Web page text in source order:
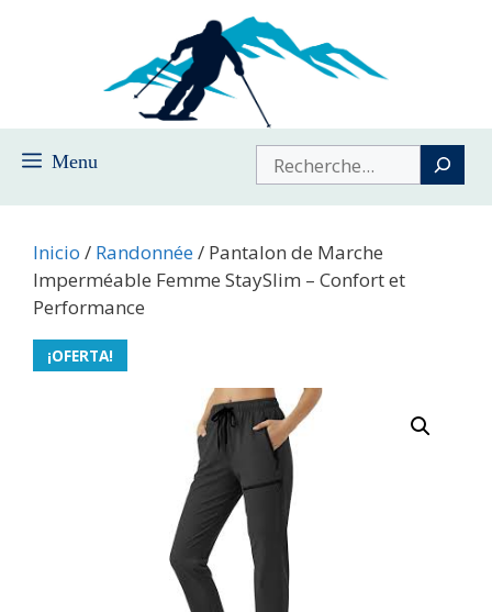
Menu Buscar
Inicio / Randonnée/ Pantalon de Marche
Imperméable Femme StaySlim – Confort et
Performance
¡OFERTA!